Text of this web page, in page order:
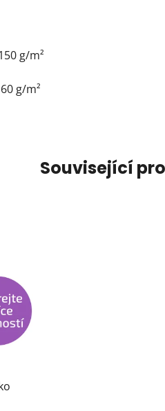
g/m²
g/m²
Související